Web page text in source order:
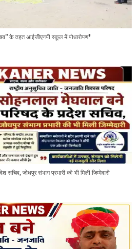
के तहत आईजीएनपी स्कूल में पौधारोपण*
जोधपुर संभाग प्रभारी की भी मिली जिम्मेदारी